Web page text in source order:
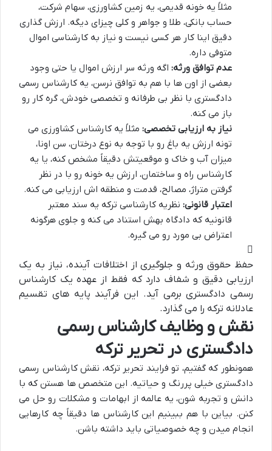
مثلاً یه خونه قدیمی، یه زمین کشاورزی، سهام شرکت،
حساب بانکی، طلا و جواهر و کلی چیزای دیگه. ارزش گذاری
دقیق اینا کار هر کسی نیست و نیاز به کارشناسی اموال
متوفی داره.
عدم توافق ورثه: اگه ورثه سر ارزش اموال یا حتی وجود
بعضی از اون ها با هم به توافق نرسن، یه کارشناس رسمی
دادگستری با نظر بی طرفانه و تخصصی خودش، گره کار رو
باز می کنه.
نیاز به ارزیابی تخصصی: مثلاً یه کارشناس کشاورزی می
تونه ارزش یه باغ رو با توجه به نوع درختان، سن اونا،
میزان آب و خاک و موقعیتش دقیقاً مشخص کنه، یا یه
کارشناس راه و ساختمان، ارزش یه خونه رو با در نظر
گرفتن متراژ، مصالح، قدمت و منطقه اش ارزیابی می کنه.
اعتبار قانونی: نظریه کارشناسی ترکه یه سند معتبر
قانونیه که دادگاه بهش استناد می کنه و جلوی هرگونه
اعتراض بی مورد رو می گیره.
حفظ حقوق ورثه و جلوگیری از اختلافات آینده، نیاز به یک
ارزیابی دقیق و شفاف دارد که فقط از عهده یک کارشناس
رسمی دادگستری برمی آید. این فرآیند پایه های تقسیم
عادلانه ترکه را می گذارد.
نقش و وظایف کارشناس رسمی
دادگستری در تحریر ترکه
همونطور که گفتیم، تو فرایند تحریر ترکه، نقش کارشناس رسمی
دادگستری خیلی پررنگ و حیاتیه. این متخصص ها هستن که با
دانش و تجربه شون، یه عالمه از ابهامات و مشکلات رو حل می
کنن. بیاین با هم ببینیم این کارشناس ها دقیقاً چه کارهایی
انجام میدن و چه خصوصیاتی باید داشته باشن.